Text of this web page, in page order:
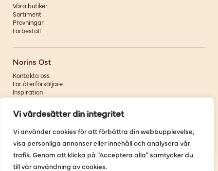
Vi värdesätter din integritet
Vi använder cookies för att förbättra din webbupplevelse,
visa personliga annonser eller innehåll och analysera vår
trafik. Genom att klicka på "Acceptera alla" samtycker du
till vår användning av cookies.
Våra butiker
Sortiment
Provningar
Förbeställ
Norins Ost
Kontakta oss
För återförsäljare
Inspiration
Om oss
Följ oss
Facebook
Instagram